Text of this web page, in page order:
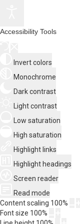
Accessibility Tools
Invert colors
Monochrome
Dark contrast
Light contrast
Low saturation
High saturation
Highlight links
Highlight headings
Screen reader
Read mode
Content scaling 100%
Font size 100%